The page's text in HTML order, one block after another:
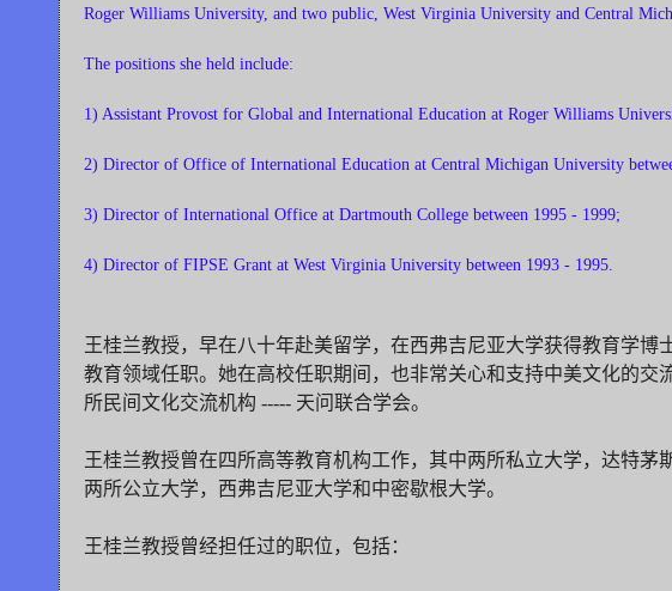
Roger Williams University, and two public, West Virginia University and Central
The positions she held include:
1) Assistant Provost for Global and International Education at Roger Williams
2) Director of Office of International Education at Central Michigan University
3) Director of International Office at Dartmouth College between 1995 - 1999;
4) Director of FIPSE Grant at West Virginia University between 1993 - 1995.
王桂兰教授，早在八十年赴美留学，在西弗吉尼亚大学获得教育学博
教育领域任职。她在高校任职期间，也非常关心和支持中美文化的交
所民间文化交流机构 ----- 天问联合学会。
王桂兰教授曾在四所高等教育机构工作，其中两所私立大学，达特茅
两所公立大学，西弗吉尼亚大学和中密歇根大学。
王桂兰教授曾经担任过的职位，包括：